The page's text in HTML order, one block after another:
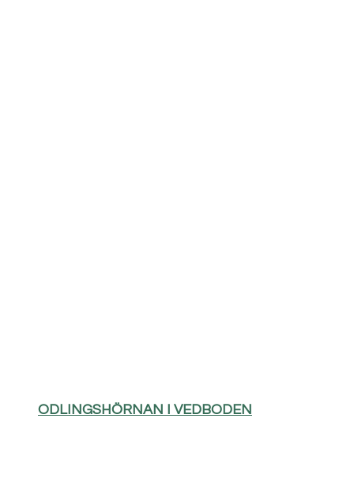
ODLINGSHÖRNAN I VEDBODEN